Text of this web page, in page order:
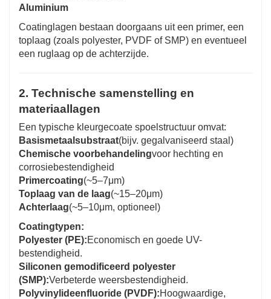
Aluminium
Coatinglagen bestaan doorgaans uit een primer, een
toplaag (zoals polyester, PVDF of SMP) en eventueel
een ruglaag op de achterzijde.
2. Technische samenstelling en
materiaallagen
Een typische kleurgecoate spoelstructuur omvat:
Basismetaalsubstraat(bijv. gegalvaniseerd staal)
Chemische voorbehandelingvoor hechting en
corrosiebestendigheid
Primercoating(~5–7μm)
Toplaag van de laag(~15–20μm)
Achterlaag(~5–10μm, optioneel)
Coatingtypen:
Polyester (PE):Economisch en goede UV-
bestendigheid.
Siliconen gemodificeerd polyester
(SMP):Verbeterde weersbestendigheid.
Polyvinylideenfluoride (PVDF):Hoogwaardige,